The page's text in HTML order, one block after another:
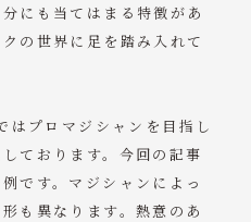
にも当てはまる特徴があ
の世界に足を踏み入れて
プロマジシャンを目指し
ております。今回の記事
です。マジシャンによっ
も異なります。熱意のあ